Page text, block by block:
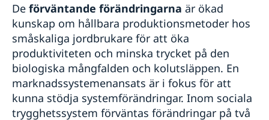
De förväntande förändringarna är ökad
kunskap om hållbara produktionsmetoder hos
småskaliga jordbrukare för att öka
produktiviteten och minska trycket på den
biologiska mångfalden och kolutsläppen. En
marknadssystemenansats är i fokus för att
kunna stödja systemförändringar. Inom sociala
trygghetssystem förväntas förändringar på två